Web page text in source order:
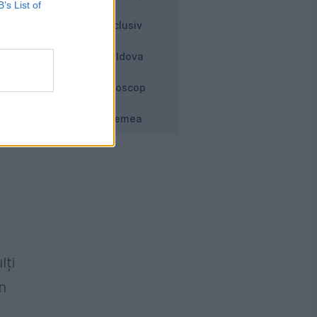
List of
Exclusiv
Moldova
Horoscop
Vremea